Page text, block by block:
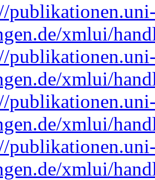
xmlui/
xmlui/
xmlui/
xmlui/